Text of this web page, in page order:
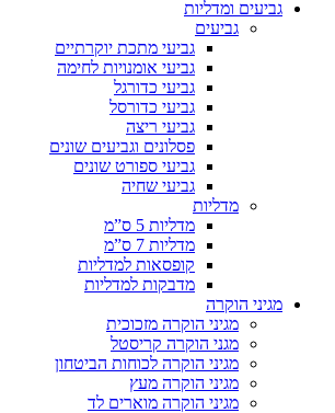
גביעים ומדליות
גביעים
גביעי מתכת יוקרתיים
גביעי אומנויות לחימה
גביעי כדורגל
גביעי כדורסל
גביעי ריצה
פסלונים וגביעים שונים
גביעי ספורט שונים
גביעי שחיה
מדליות
מדליות 5 ס”מ
מדליות 7 ס”מ
קופסאות למדליות
מדבקות למדליות
מגיני הוקרה
מגיני הוקרה מזכוכית
מגני הוקרה קריסטל
מגיני הוקרה לכוחות הביטחון
מגיני הוקרה מעץ
מגיני הוקרה מוארים לד